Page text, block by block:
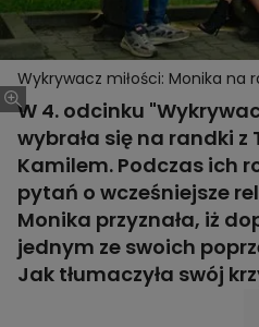
Wykrywacz miłości: Monika na
W 4. odcinku
wybrała się na randki
Kamilem. Podczas ich
pytań o wcześniejsze
Monika przyznała, iż
jednym ze swoich
Jak tłumaczyła swój